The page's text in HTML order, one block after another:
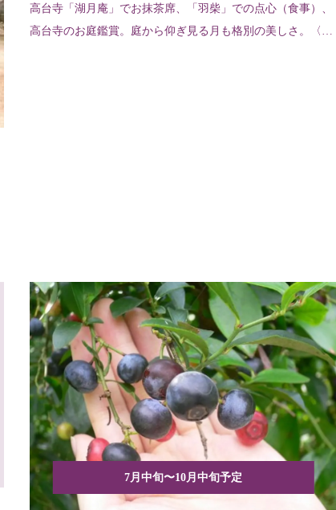
高台寺「湖月庵」でお抹茶席、「羽柴」での点心（食事）、
高台寺のお庭鑑賞。庭から仰ぎ見る月も格別の美しさ。〈所
7月中旬〜10月中旬予定